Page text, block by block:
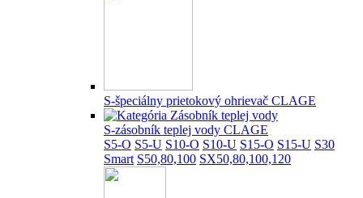
S-špeciálny prietokový ohrievač CLAGE
S-zásobník teplej vody CLAGE
S5-O S5-U S10-O S10-U S15-O S15-U S30
Smart S50,80,100 SX50,80,100,120